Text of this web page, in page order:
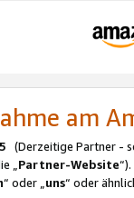
am
(Derzeitige Partner -
„Partner-Website
“ oder „uns“ oder